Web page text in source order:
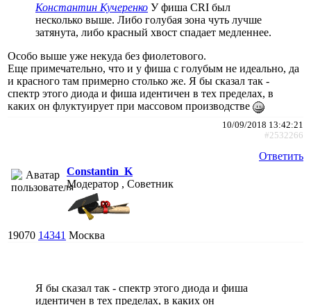
Константин Кучеренко У фиша CRI был
несколько выше. Либо голубая зона чуть лучше
затянута, либо красный хвост спадает медленнее.
Особо выше уже некуда без фиолетового.
Еще примечательно, что и у фиша с голубым не идеально, да
и красного там примерно столько же. Я бы сказал так -
спектр этого диода и фиша идентичен в тех пределах, в
каких он флуктуирует при массовом производстве
10/09/2018 13:42:21
#2532266
Ответить
Constantin_K
Модератор , Советник
19070 14341 Москва
Я бы сказал так - спектр этого диода и фиша
идентичен в тех пределах, в каких он